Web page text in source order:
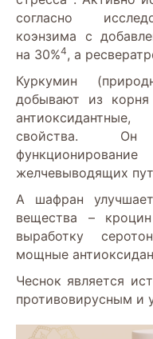
согласно
коэнзима с
на 30%4, а
Куркумин
добывают из
свойства. Он
желчевыводящих
А шафран
вещества –
выработку
мощные
Чеснок является
противовирусным и